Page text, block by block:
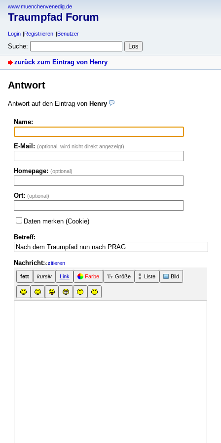
www.muenchenvenedig.de
Traumpfad Forum
Login Registrieren Benutzer
Suche:
zurück zum Eintrag von Henry
Antwort
Antwort auf den Eintrag von Henry
Name:
E-Mail: (optional, wird nicht direkt angezeigt)
Homepage: (optional)
Ort: (optional)
Daten merken (Cookie)
Betreff:
Nachricht: zitieren
fett kursiv Link Farbe Größe Liste Bild